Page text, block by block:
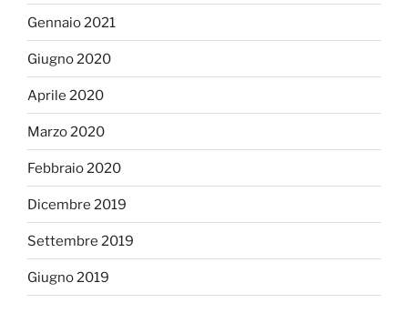
Gennaio 2021
Giugno 2020
Aprile 2020
Marzo 2020
Febbraio 2020
Dicembre 2019
Settembre 2019
Giugno 2019